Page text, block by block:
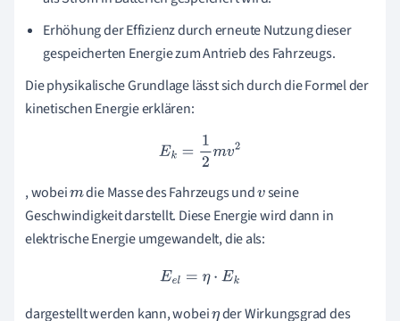
Erhöhung der Effizienz durch erneute Nutzung dieser
gespeicherten Energie zum Antrieb des Fahrzeugs.
Die physikalische Grundlage lässt sich durch die Formel der
kinetischen Energie erklären:
E k=1 2mv2
, wobeimdie Masse des Fahrzeugs undvseine
Geschwindigkeit darstellt. Diese Energie wird dann in
elektrische Energie umgewandelt, die als:
E el= η⋅E k
dargestellt werden kann, wobeiηder Wirkungsgrad des